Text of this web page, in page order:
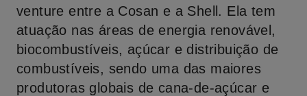
venture entre a Cosan e a Shell. Ela tem
atuação nas áreas de energia renovável,
biocombustíveis, açúcar e distribuição de
combustíveis, sendo uma das maiores
produtoras globais de cana-de-açúcar e